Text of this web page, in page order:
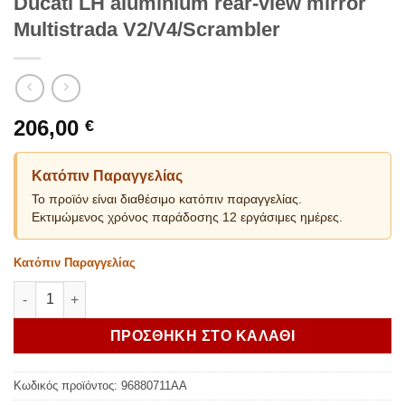
Multistrada V2/V4/Scrambler
206,00 €
Κατόπιν Παραγγελίας
Το προϊόν είναι διαθέσιμο κατόπιν παραγγελίας.
Εκτιμώμενος χρόνος παράδοσης 12 εργάσιμες ημέρες.
Κατόπιν Παραγγελίας
Ducati LH aluminium rear-view mirror Multistrada V2/V4/
ΠΡΟΣΘΗΚΗ ΣΤΟ ΚΑΛΑΘΙ
Κωδικός προϊόντος: 96880711AA